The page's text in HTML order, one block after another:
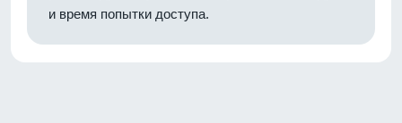
и время попытки доступа.